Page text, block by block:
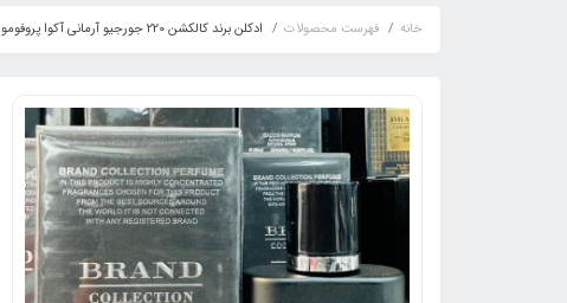
خانه فهرست محصولات ادکلن برند کالکشن 220 جورجیو آرمانی آکوا پروفومو مردانه ٢۵ میل